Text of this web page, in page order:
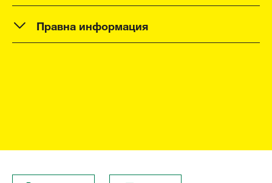
Правна информация